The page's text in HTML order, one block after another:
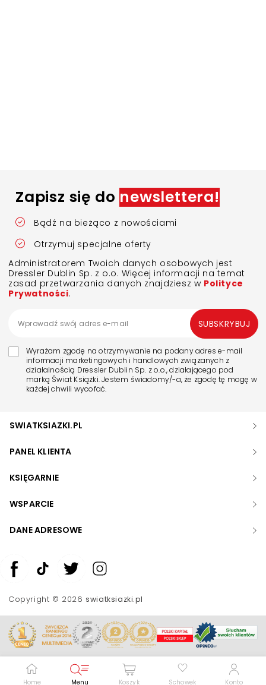
Home Menu Koszyk Schowek Konto
Zapisz się do newslettera!
Bądź na bieżąco z nowościami
Otrzymuj specjalne oferty
Administratorem Twoich danych osobowych jest
Dressler Dublin Sp. z o.o. Więcej informacji na temat
zasad przetwarzania danych znajdziesz w Polityce
Prywatności.
Wyrażam zgodę na otrzymywanie na podany adres e-mail
informacji marketingowych i handlowych związanych z
działalnością Dressler Dublin Sp. z o.o., działającego pod
marką Świat Książki. Jestem świadomy/-a, że zgodę tę mogę w
każdej chwili wycofać.
SUBSKRYBUJ
SWIATKSIAZKI.PL
PANEL KLIENTA
KSIĘGARNIE
WSPARCIE
DANE ADRESOWE
Copyright © 2026swiatksiazki.pl
Zwiększ rozmiar czcionki
Skala szarości
Podkreślenie linków